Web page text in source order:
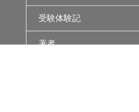
受験体験記
著者